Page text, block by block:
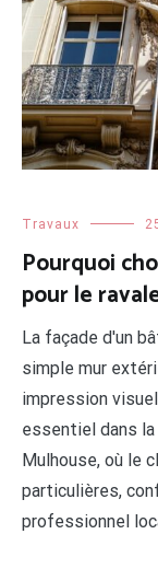
Travaux
Pourquoi
pour le
La façade d'un
simple mur
impression
essentiel dans
Mulhouse, où le
particulières,
professionnel